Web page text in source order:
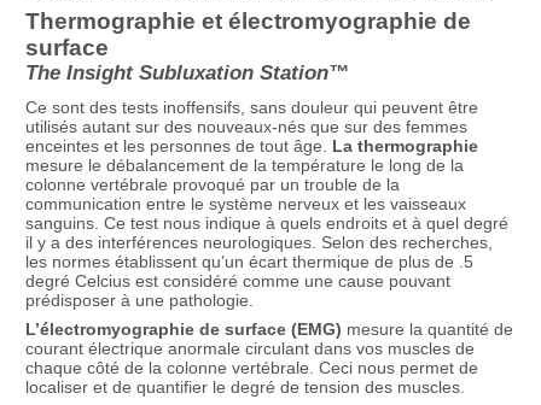
Thermographie et électromyographie de
surface
The Insight Subluxation Station™
Ce sont des tests inoffensifs, sans douleur qui peuvent être
utilisés autant sur des nouveaux-nés que sur des femmes
enceintes et les personnes de tout âge. La thermographie
mesure le débalancement de la température le long de la
colonne vertébrale provoqué par un trouble de la
communication entre le système nerveux et les vaisseaux
sanguins. Ce test nous indique à quels endroits et à quel degré
il y a des interférences neurologiques. Selon des recherches,
les normes établissent qu’un écart thermique de plus de .5
degré Celcius est considéré comme une cause pouvant
prédisposer à une pathologie.
L’électromyographie de surface (EMG) mesure la quantité de
courant électrique anormale circulant dans vos muscles de
chaque côté de la colonne vertébrale. Ceci nous permet de
localiser et de quantifier le degré de tension des muscles.